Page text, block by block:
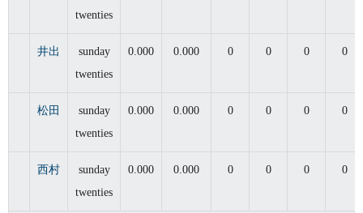
twenties
井出
sunday
twenties
0.000 0.000 0 0 0 0
松田
sunday
twenties
0.000 0.000 0 0 0 0
西村
sunday
twenties
0.000 0.000 0 0 0 0